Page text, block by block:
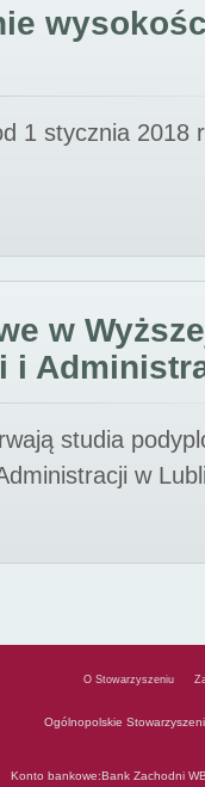
1 stycznia 2018
w
i
studia
w
O Stowarzyszeniu
Ogólnopolskie
Konto bankowe:Bank Zachodni